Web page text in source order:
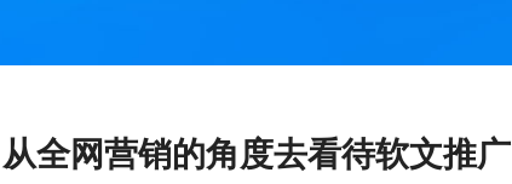
从全网营销的角度去看待软文推广